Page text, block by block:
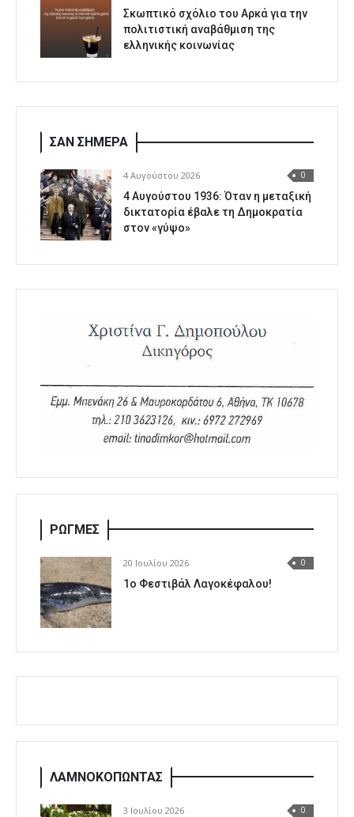
Σκωπτικό σχόλιο του Αρκά για την
πολιτιστική αναβάθμιση της
ελληνικής κοινωνίας
ΣΑΝ ΣΗΜΕΡΑ
4 Αυγούστου 2026 0
4 Αυγούστου 1936: Όταν η μεταξική
δικτατορία έβαλε τη Δημοκρατία
στον «γύψο»
ΡΩΓΜΕΣ
20 Ιουλίου 2026 0
1o Φεστιβάλ Λαγοκέφαλου!
ΛΑΜΝΟΚΟΠΩΝΤΑΣ
3 Ιουλίου 2026 0